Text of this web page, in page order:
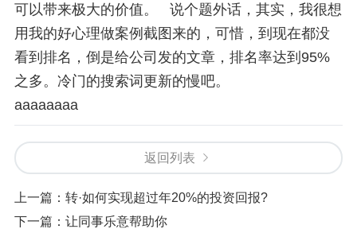
可以带来极大的价值。 说个题外话，其实，我很想
用我的好心理做案例截图来的，可惜，到现在都没
看到排名，倒是给公司发的文章，排名率达到95%
之多。冷门的搜索词更新的慢吧。
aaaaaaaa
返回列表
上一篇： 转·如何实现超过年20%的投资回报?
下一篇： 让同事乐意帮助你